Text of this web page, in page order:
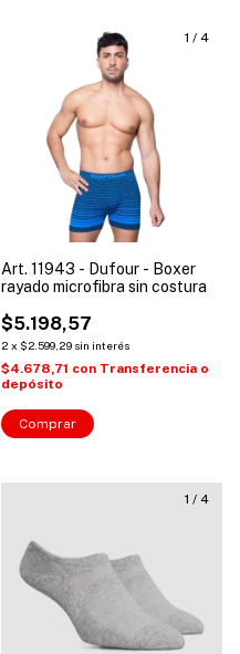
1 / 4
Art. 11943 - Dufour - Boxer
rayado microfibra sin costura
$5.198,57
2 x $2.599,29 sin interés
$4.678,71 con Transferencia o
depósito
Comprar
1 / 4